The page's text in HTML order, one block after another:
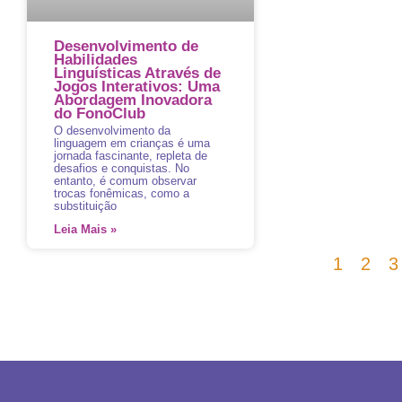
Desenvolvimento de
Habilidades
Linguísticas Através de
Jogos Interativos: Uma
Abordagem Inovadora
do FonoClub
O desenvolvimento da
linguagem em crianças é uma
jornada fascinante, repleta de
desafios e conquistas. No
entanto, é comum observar
trocas fonêmicas, como a
substituição
Leia Mais »
1 2 3